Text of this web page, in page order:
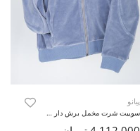
پیانو
سوییت شرت مخمل برش دار (ست با کد 10739)